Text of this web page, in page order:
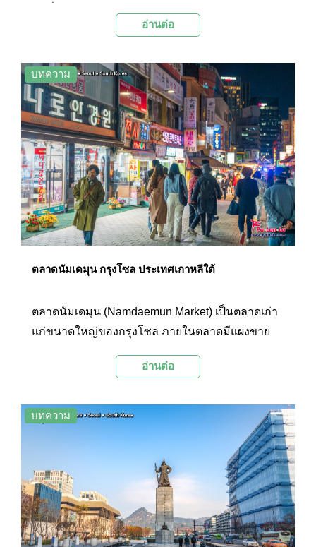
ด้วยอาคารร้านค้าดีไซน์สวยๆ เป็นแหล่งร้านเสื้อผ้า
เดินที่มีร่มเงาจากต้นแปะก๊วยข้างทาง เป็นถนนชอป
ปิงที่มีบรรยากาศคึกครื้นและน่าเดินเล่นอีกแห่งหนึ่ง
ของกรุงโซลที่ไม่ควรพลาด
อ่านต่อ
บทความ
ตลาดนัมเดมุน กรุงโซล ประเทศเกาหลีใต้
ตลาดนัมเดมุน (Namdaemun Market) เป็นตลาดเก่า
แก่ขนาดใหญ่ของกรุงโซล ภายในตลาดมีแผงขาย
เลือกซื้อโดยมีการจัดสรรหมวดหมู่เป็นโซนๆ ไป
ทุกวันเพราะเป็นตลาดที่ชาวเกาหลีนิยมเดินและยัง
เป็นสถานที่ท่องเที่ยวที่ได้รับความนิยมจากนักท่อง
เที่ยวอีกด้วย เพราะมีบรรยากาศที่คึกครื้น เป็นแหล่ง
ซื้อหาของฝาก และมีสตรีทฟู้ดเกาหลีมากมายให้ได้
ลองลิ้มชิมรสอีกด้วย
อ่านต่อ
บทความ